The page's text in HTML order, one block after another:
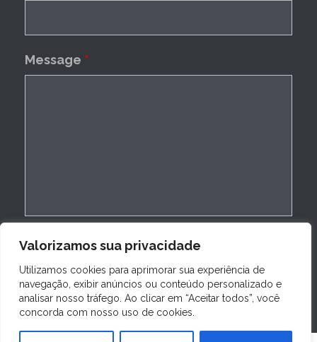
Valorizamos sua privacidade
Utilizamos cookies para aprimorar sua experiência de
navegação, exibir anúncios ou conteúdo personalizado e
analisar nosso tráfego. Ao clicar em “Aceitar todos”, você
concorda com nosso uso de cookies.
Message *